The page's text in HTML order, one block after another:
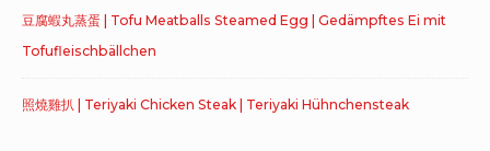
豆腐蝦丸蒸蛋 | Tofu Meatballs Steamed Egg | Gedämpftes Ei mit
Tofufleischbällchen
照燒雞扒 | Teriyaki Chicken Steak | Teriyaki Hühnchensteak